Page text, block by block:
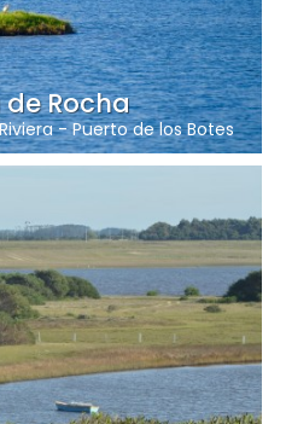
Rocha
-Puerto de los Botes